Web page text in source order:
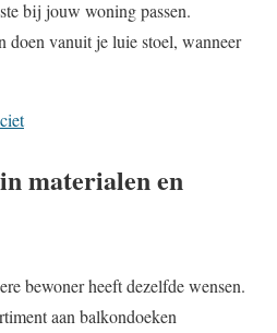
bij jouw woning passen.
doen vanuit je luie stoel, wanneer
materialen en
bewoner heeft dezelfde wensen.
aan balkondoeken